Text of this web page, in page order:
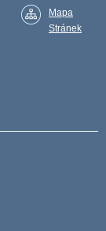
Mapa
Stránek